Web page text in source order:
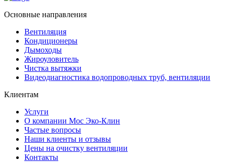
Основные направления
Вентиляция
Кондиционеры
Дымоходы
Жироуловитель
Чистка вытяжки
Видеодиагностика водопроводных труб, вентиляции
Клиентам
Услуги
О компании Мос Эко-Клин
Частые вопросы
Наши клиенты и отзывы
Цены на очистку вентиляции
Контакты